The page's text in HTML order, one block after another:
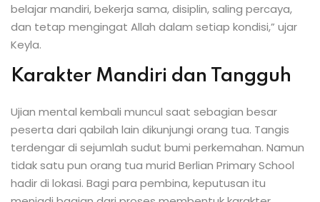
belajar mandiri, bekerja sama, disiplin, saling percaya,
dan tetap mengingat Allah dalam setiap kondisi,” ujar
Keyla.
Karakter Mandiri dan Tangguh
Ujian mental kembali muncul saat sebagian besar
peserta dari qabilah lain dikunjungi orang tua. Tangis
terdengar di sejumlah sudut bumi perkemahan. Namun
tidak satu pun orang tua murid Berlian Primary School
hadir di lokasi. Bagi para pembina, keputusan itu